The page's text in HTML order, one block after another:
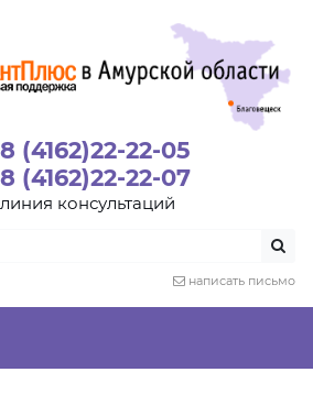
8 (4162)22-22-05
8 (4162)22-22-07
линия консультаций
написать письмо